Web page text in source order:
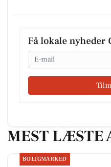
Få lokale nyheder
Email
MEST LÆSTE
BOLIGMARKED